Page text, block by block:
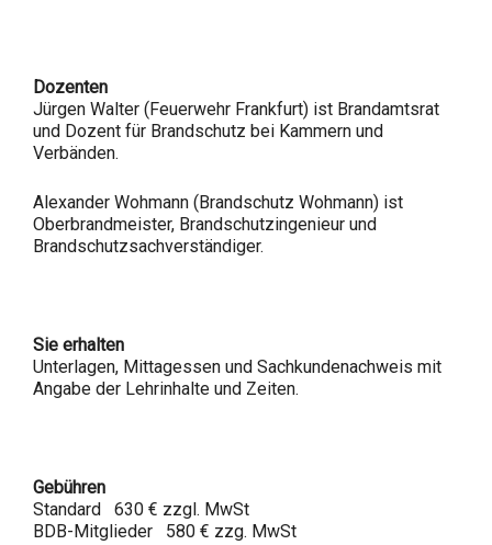
Dozenten
Jürgen Walter (Feuerwehr Frankfurt) ist Brandamtsrat
und Dozent für Brandschutz bei Kammern und
Verbänden.
Alexander Wohmann (Brandschutz Wohmann) ist
Oberbrandmeister, Brandschutzingenieur und
Brandschutzsachverständiger.
Sie erhalten
Unterlagen, Mittagessen und Sachkundenachweis mit
Angabe der Lehrinhalte und Zeiten.
Gebühren
Standard 630 € zzgl. MwSt
BDB-Mitglieder 580 € zzg. MwSt